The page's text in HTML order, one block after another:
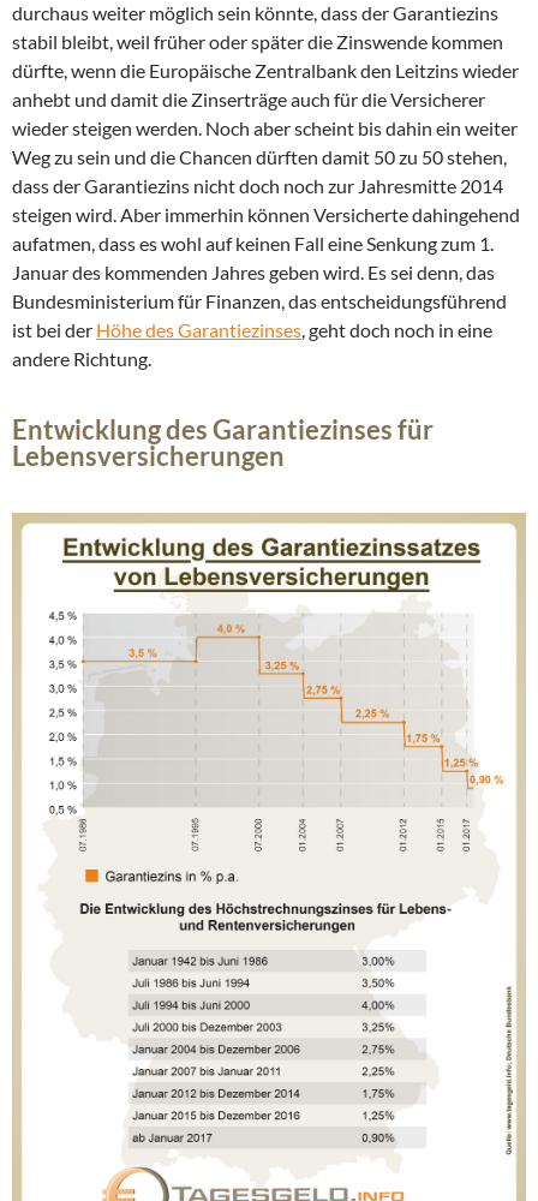
durchaus weiter möglich sein könnte, dass der Garantiezins
stabil bleibt, weil früher oder später die Zinswende kommen
dürfte, wenn die Europäische Zentralbank den Leitzins wieder
anhebt und damit die Zinserträge auch für die Versicherer
wieder steigen werden. Noch aber scheint bis dahin ein weiter
Weg zu sein und die Chancen dürften damit 50 zu 50 stehen,
dass der Garantiezins nicht doch noch zur Jahresmitte 2014
steigen wird. Aber immerhin können Versicherte dahingehend
aufatmen, dass es wohl auf keinen Fall eine Senkung zum 1.
Januar des kommenden Jahres geben wird. Es sei denn, das
Bundesministerium für Finanzen, das entscheidungsführend
ist bei der Höhe des Garantiezinses, geht doch noch in eine
andere Richtung.
Entwicklung des Garantiezinses für
Lebensversicherungen